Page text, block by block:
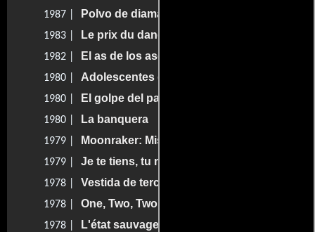
1987 | Polvo de diamantes
1983 | Le prix du danger
1982 | El as de los ases
1980 | Adolescentes de fiesta
1980 | El golpe del paraguas
1980 | La banquera
1979 | Moonraker: Misión espacial
1979 | Je te tiens, tu me tiens par la barbichette
1978 | Vestida de terciopelo azul
1978 | One, Two, Two: 122, rue de Provence
1978 | L'état sauvage